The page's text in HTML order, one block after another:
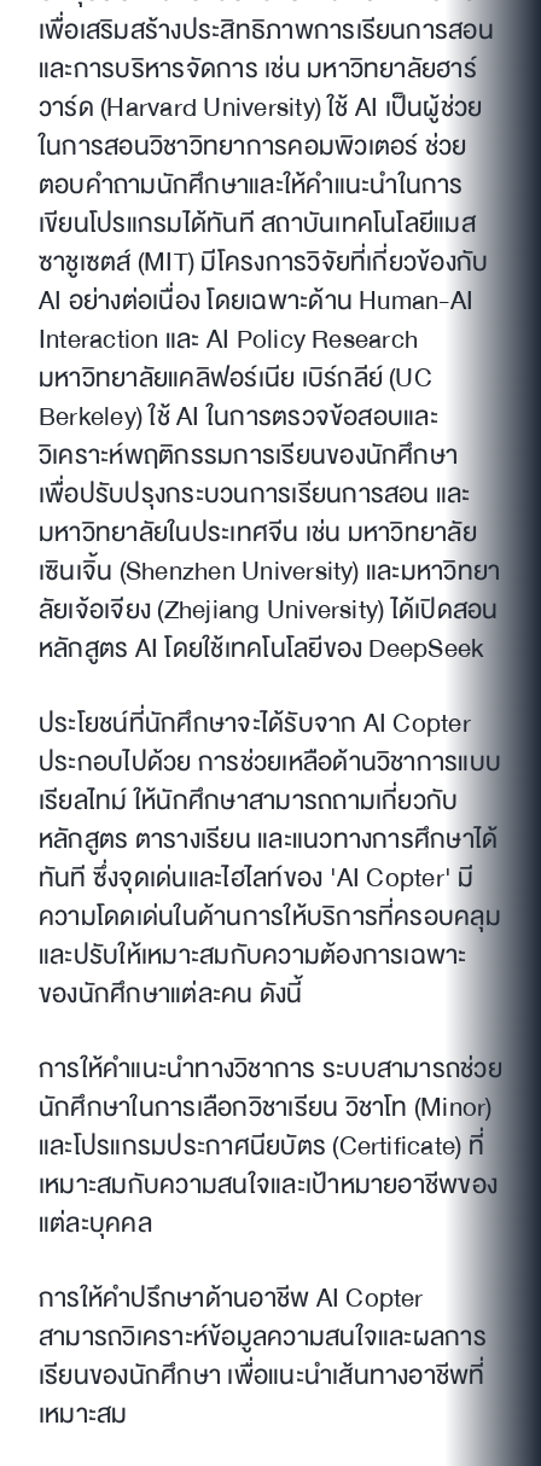
เพื่อเสริมสร้างประสิทธิภาพการเรียนการสอน
และการบริหารจัดการ เช่น มหาวิทยาลัยฮาร์
วาร์ด (Harvard University) ใช้ AI เป็นผู้ช่วย
ในการสอนวิชาวิทยาการคอมพิวเตอร์ ช่วย
ตอบคำถามนักศึกษาและให้คำแนะนำในการ
เขียนโปรแกรมได้ทันที สถาบันเทคโนโลยีแมส
ซาชูเซตส์ (MIT) มีโครงการวิจัยที่เกี่ยวข้องกับ
AI อย่างต่อเนื่อง โดยเฉพาะด้าน Human-AI
Interaction และ AI Policy Research
มหาวิทยาลัยแคลิฟอร์เนีย เบิร์กลีย์ (UC
Berkeley) ใช้ AI ในการตรวจข้อสอบและ
วิเคราะห์พฤติกรรมการเรียนของนักศึกษา
เพื่อปรับปรุงกระบวนการเรียนการสอน และ
มหาวิทยาลัยในประเทศจีน เช่น มหาวิทยาลัย
เซินเจิ้น (Shenzhen University) และมหาวิทยา
ลัยเจ้อเจียง (Zhejiang University) ได้เปิดสอน
หลักสูตร AI โดยใช้เทคโนโลยีของ DeepSeek
ประโยชน์ที่นักศึกษาจะได้รับจาก AI Copter
ประกอบไปด้วย การช่วยเหลือด้านวิชาการแบบ
เรียลไทม์ ให้นักศึกษาสามารถถามเกี่ยวกับ
หลักสูตร ตารางเรียน และแนวทางการศึกษาได้
ทันที ซึ่งจุดเด่นและไฮไลท์ของ 'AI Copter' มี
ความโดดเด่นในด้านการให้บริการที่ครอบคลุม
และปรับให้เหมาะสมกับความต้องการเฉพาะ
ของนักศึกษาแต่ละคน ดังนี้
การให้คำแนะนำทางวิชาการ ระบบสามารถช่วย
นักศึกษาในการเลือกวิชาเรียน วิชาโท (Minor)
และโปรแกรมประกาศนียบัตร (Certificate) ที่
เหมาะสมกับความสนใจและเป้าหมายอาชีพของ
แต่ละบุคคล
การให้คำปรึกษาด้านอาชีพ AI Copter
สามารถวิเคราะห์ข้อมูลความสนใจและผลการ
เรียนของนักศึกษา เพื่อแนะนำเส้นทางอาชีพที่
เหมาะสม